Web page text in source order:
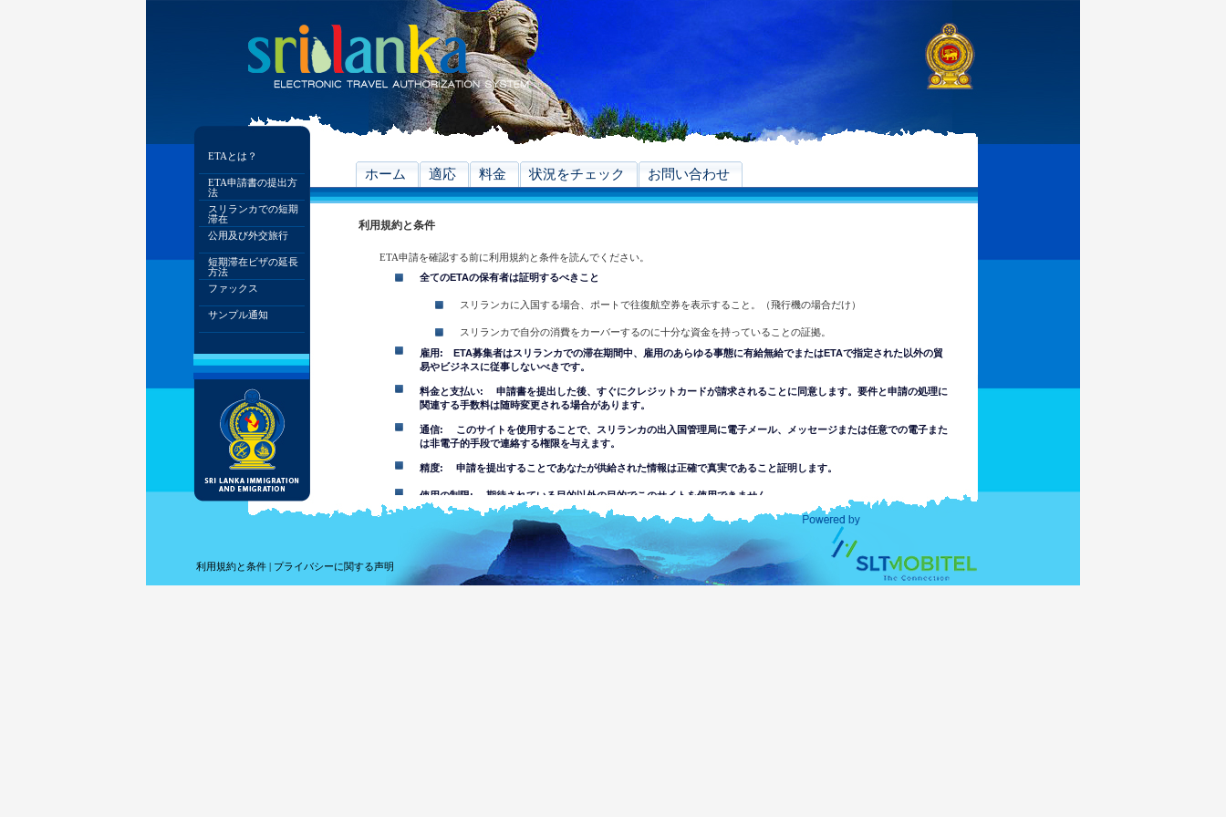
ETAとは？
ETA申請書の提出方
法
スリランカでの短期
滞在
公用及び外交旅行
短期滞在ビザの延長
方法
ファックス
サンプル通知
ホーム 適応 料金 状況をチェック お問い合わせ
利用規約と条件
ETA申請を確認する前に利用規約と条件を読んでください。
全てのETAの保有者は証明するべきこと
スリランカに入国する場合、ポートで往復航空券を表示すること。（飛行機の場合だけ）
スリランカで自分の消費をカーバーするのに十分な資金を持っていることの証拠。
雇用: ETA募集者はスリランカでの滞在期間中、雇用のあらゆる事態に有給無給でまたはETAで指定された以外の貿
易やビジネスに従事しないべきです。
料金と支払い: 申請書を提出した後、すぐにクレジットカードが請求されることに同意します。要件と申請の処理に
関連する手数料は随時変更される場合があります。
通信: このサイトを使用することで、スリランカの出入国管理局に電子メール、メッセージまたは任意での電子また
は非電子的手段で連絡する権限を与えます。
精度: 申請を提出することであなたが供給された情報は正確で真実であること証明します。
使用の制限: 期待されている目的以外の目的でこのサイトを使用できません。
このウェブサイトの使用を受け入れることにより
このウェブサイトにある情報の完全さまたは正確さについてスリランカの出入国管理局は責任を負いません。使用者は
利用規約と条件 | プライバシーに関する声明